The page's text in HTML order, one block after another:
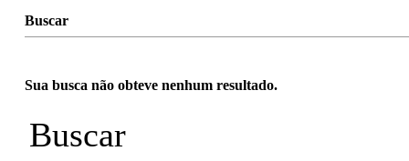
Buscar
Sua busca não obteve nenhum resultado.
Buscar